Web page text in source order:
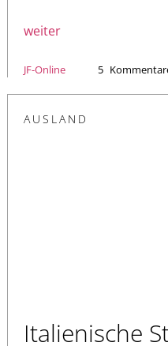
weiter
JF-Online 5
AUSLAND
Italienische